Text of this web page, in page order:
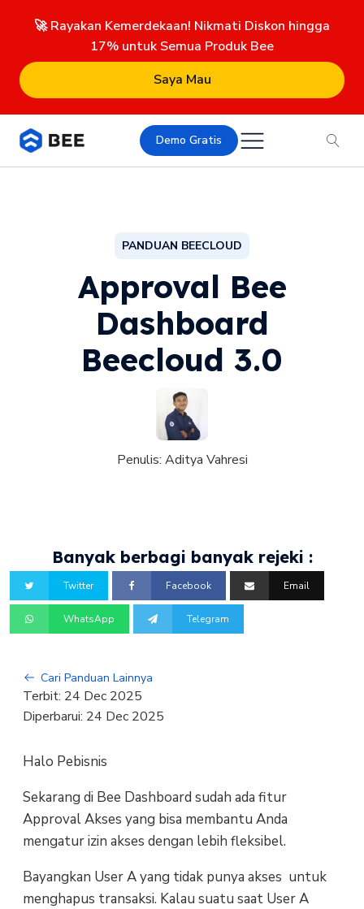
🚀 Rayakan Kemerdekaan! Nikmati Diskon hingga
17% untuk Semua Produk Bee
Saya Mau
Demo Gratis
PANDUAN BEECLOUD
Approval Bee
Dashboard
Beecloud 3.0
Penulis: Aditya Vahresi
Banyak berbagi banyak rejeki :
Twitter Facebook Email
WhatsApp Telegram
Cari Panduan Lainnya
Terbit: 24 Dec 2025
Diperbarui: 24 Dec 2025
Halo Pebisnis
Sekarang di Bee Dashboard sudah ada fitur
Approval Akses yang bisa membantu Anda
mengatur izin akses dengan lebih fleksibel.
Bayangkan User A yang tidak punya akses untuk
menghapus transaksi. Kalau suatu saat User A